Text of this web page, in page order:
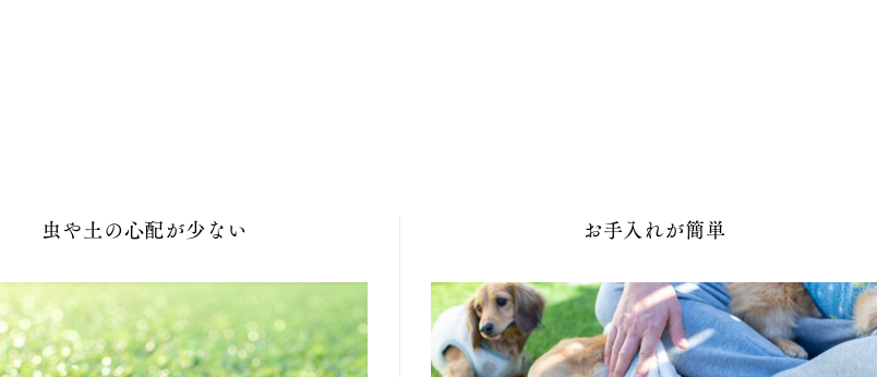
虫や土の心配が少ない お手入れが簡単